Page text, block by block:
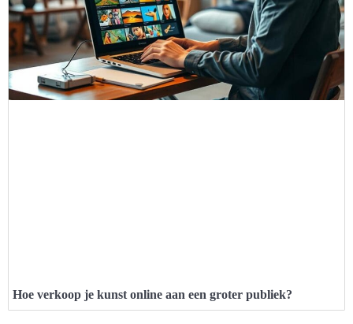
Hoe verkoop je kunst online aan een groter publiek?